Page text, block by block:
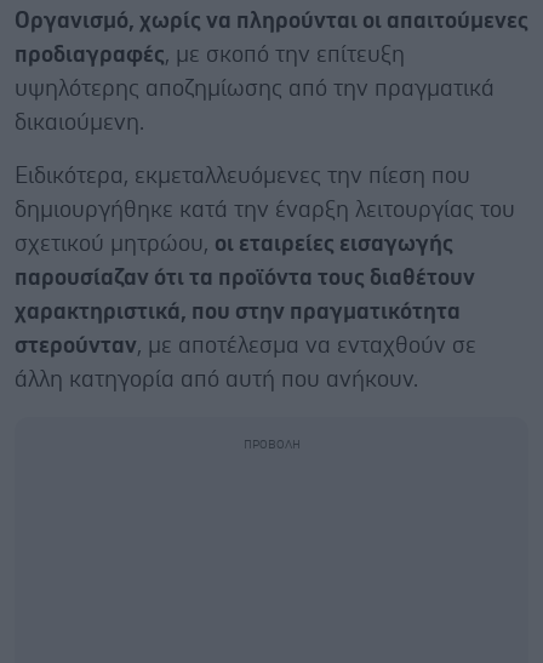
Οργανισμό, χωρίς να πληρούνται οι απαιτούμενες
προδιαγραφές, με σκοπό την επίτευξη
υψηλότερης αποζημίωσης από την πραγματικά
δικαιούμενη.
Ειδικότερα, εκμεταλλευόμενες την πίεση που
δημιουργήθηκε κατά την έναρξη λειτουργίας του
σχετικού μητρώου, οι εταιρείες εισαγωγής
παρουσίαζαν ότι τα προϊόντα τους διαθέτουν
χαρακτηριστικά, που στην πραγματικότητα
στερούνταν, με αποτέλεσμα να ενταχθούν σε
άλλη κατηγορία από αυτή που ανήκουν.